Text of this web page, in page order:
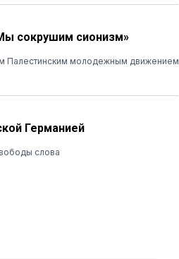
сокрушим сионизм»
Палестинским молодежным движением
Германией
слова